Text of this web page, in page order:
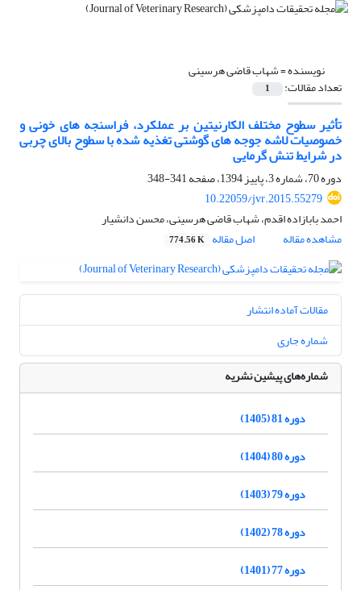
نویسنده =شهاب قاضی هرسینی
تعداد مقالات: 1
تأثیر سطوح مختلف الکارنیتین بر عملکرد، فراسنجه های خونی و
خصوصیات لاشه جوجه های گوشتی تغذیه شده با سطوح بالای چربی
در شرایط تنش گرمایی
دوره 70، شماره 3، پاییز 1394، صفحه
341-348
10.22059/jvr.2015.55279
احمد بابازاده اقدم، شهاب قاضی هرسینی، محسن دانشیار
مشاهده مقاله
اصل مقاله 774.56 K
مقالات آماده انتشار
شماره جاری
شماره‌های پیشین نشریه
دوره 81 (1405)
دوره 80 (1404)
دوره 79 (1403)
دوره 78 (1402)
دوره 77 (1401)